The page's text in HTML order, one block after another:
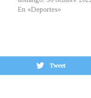
En «Deportes»
Tweet